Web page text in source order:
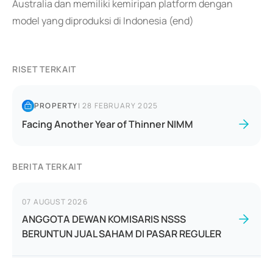
Australia dan memiliki kemiripan platform dengan
model yang diproduksi di Indonesia (end)
RISET TERKAIT
PROPERTY|28 FEBRUARY 2025
Facing Another Year of Thinner NIMM
BERITA TERKAIT
07 AUGUST 2026
ANGGOTA DEWAN KOMISARIS NSSS
BERUNTUN JUAL SAHAM DI PASAR REGULER